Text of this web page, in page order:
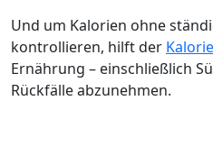
Und um Kalorien ohne
kontrollieren, hilft der
Ernährung – einschließlich
Rückfälle abzunehmen.